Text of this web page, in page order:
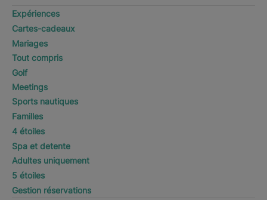
Expériences
Cartes-cadeaux
Mariages
Tout compris
Golf
Meetings
Sports nautiques
Familles
4 étoiles
Spa et detente
Adultes uniquement
5 étoiles
Gestion réservations